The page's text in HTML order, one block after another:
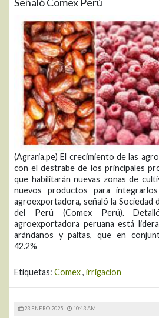
(Agraria.pe) El crecimiento de las
con el destrabe de los principales
que habilitarán nuevas zonas de
nuevos productos para
agroexportadora, señaló la Sociedad
del Perú (Comex Perú).
agroexportadora peruana está
arándanos y paltas, que en
42.2%
Etiquetas: Comex, irrigacion
23 ENERO 2025 | 10:43 AM